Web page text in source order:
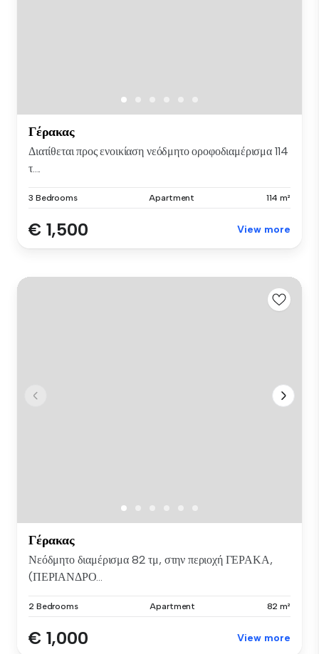
Γέρακας
Διατίθεται προς ενοικίαση νεόδμητο οροφοδιαμέρισμα 114
τ....
3 Bedrooms Apartment 114 m²
€ 1,500 View more
Γέρακας
Νεόδμητο διαμέρισμα 82 τμ, στην περιοχή ΓΕΡΑΚΑ,
(ΠΕΡΙΑΝΔΡΟ...
2 Bedrooms Apartment 82 m²
€ 1,000 View more